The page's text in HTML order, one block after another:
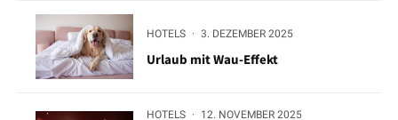
HOTELS · 3. DEZEMBER 2025
Urlaub mit Wau-Effekt
HOTELS · 12. NOVEMBER 2025